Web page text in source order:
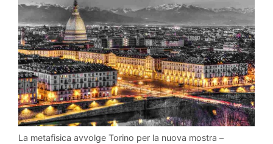
La metafisica avvolge Torino per la nuova mostra –